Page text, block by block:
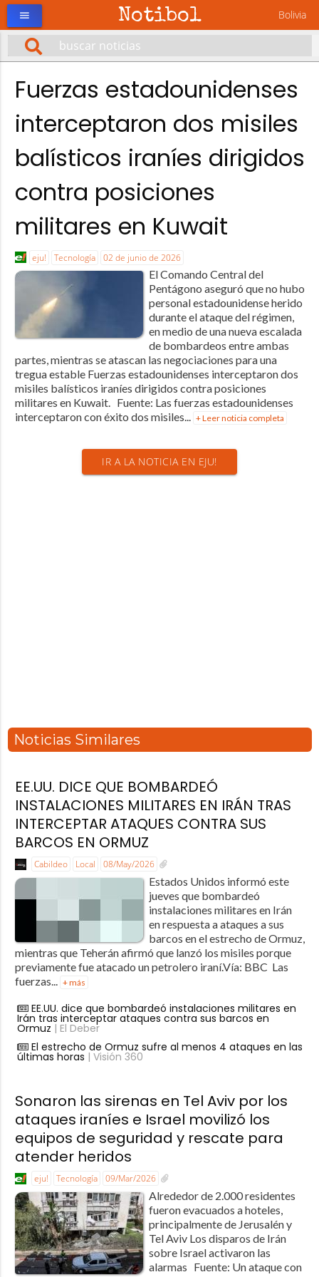
Notibol Bolivia
menu
Fuerzas estadounidenses
interceptaron dos misiles
balísticos iraníes dirigidos
contra posiciones
militares en Kuwait
eju! Tecnología 02 de junio de 2026
El Comando Central del
Pentágono aseguró que no hubo
personal estadounidense herido
durante el ataque del régimen,
en medio de una nueva escalada
de bombardeos entre ambas
partes, mientras se atascan las negociaciones para una
tregua estable Fuerzas estadounidenses interceptaron dos
misiles balísticos iraníes dirigidos contra posiciones
militares en Kuwait. Fuente: Las fuerzas estadounidenses
interceptaron con éxito dos misiles... + Leer noticia completa
IR A LA NOTICIA EN EJU!
Noticias Similares
EE.UU. DICE QUE BOMBARDEÓ
INSTALACIONES MILITARES EN IRÁN TRAS
INTERCEPTAR ATAQUES CONTRA SUS
BARCOS EN ORMUZ
Cabildeo Local 08/May/2026
Estados Unidos informó este
jueves que bombardeó
instalaciones militares en Irán
en respuesta a ataques a sus
barcos en el estrecho de Ormuz,
mientras que Teherán afirmó que lanzó los misiles porque
previamente fue atacado un petrolero iraní.Vía: BBC Las
fuerzas... + más
EE.UU. dice que bombardeó instalaciones militares en
Irán tras interceptar ataques contra sus barcos en
Ormuz | El Deber
El estrecho de Ormuz sufre al menos 4 ataques en las
últimas horas | Visión 360
Sonaron las sirenas en Tel Aviv por los
ataques iraníes e Israel movilizó los
equipos de seguridad y rescate para
atender heridos
eju! Tecnología 09/Mar/2026
Alrededor de 2.000 residentes
fueron evacuados a hoteles,
principalmente de Jerusalén y
Tel Aviv Los disparos de Irán
sobre Israel activaron las
alarmas Fuente: Un ataque con